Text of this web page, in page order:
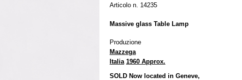
Articolo n. 14235
Massive glass Table Lamp
Produzione
Mazzega
Italia 1960 Approx.
SOLD Now located in Geneve,